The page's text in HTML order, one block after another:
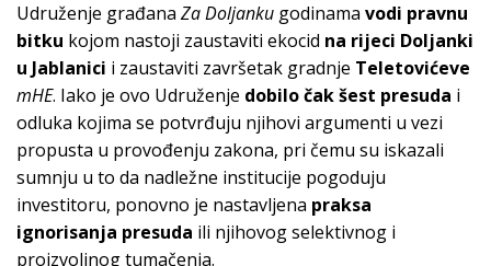
Udruženje građana Za Doljanku godinama vodi pravnu
bitku kojom nastoji zaustaviti ekocid na rijeci Doljanki
u Jablanici i zaustaviti završetak gradnje Teletovićeve
mHE. Iako je ovo Udruženje dobilo čak šest presuda i
odluka kojima se potvrđuju njihovi argumenti u vezi
propusta u provođenju zakona, pri čemu su iskazali
sumnju u to da nadležne institucije pogoduju
investitoru, ponovno je nastavljena praksa
ignorisanja presuda ili njihovog selektivnog i
proizvoljnog tumačenja.